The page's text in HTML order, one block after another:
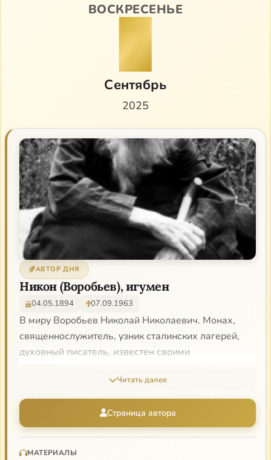
ВОСКРЕСЕНЬЕ
7
Сентябрь
2025
АВТОР ДНЯ
Никон (Воробьев), игумен
04.05.1894 07.09.1963
В миру Воробьев Николай Николаевич. Монах,
священнослужитель, узник сталинских лагерей,
духовный писатель, известен своими
детям. Игумен Никон продолжал традицию
Игнатия (Брянчанинова): акцент на трезвении,
покаянии, борьбе со страстями.
Его духовный сын, профессор А. И. Осипов
рассказывал об игумене Никоне: «Это был человек
Читать далее
Страница автора
МАТЕРИАЛЫ